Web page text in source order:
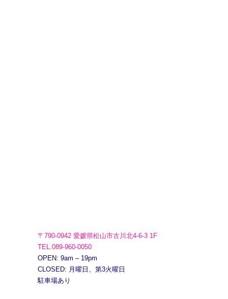
〒790-0942 愛媛県松山市古川北4-6-3 1F
TEL.089-960-0050
OPEN: 9am – 19pm
CLOSED: 月曜日、第3火曜日
駐車場あり